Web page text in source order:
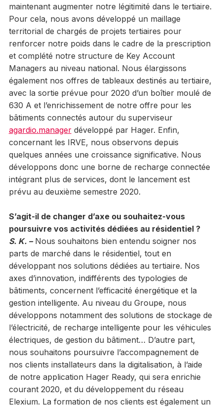
maintenant augmenter notre légitimité dans le tertiaire.
Pour cela, nous avons développé un maillage
territorial de chargés de projets tertiaires pour
renforcer notre poids dans le cadre de la prescription
et complété notre structure de Key Account
Managers au niveau national. Nous élargissons
également nos offres de tableaux destinés au tertiaire,
avec la sortie prévue pour 2020 d’un boîtier moulé de
630 A et l’enrichissement de notre offre pour les
bâtiments connectés autour du superviseur
agardio.managerdéveloppé par Hager. Enfin,
concernant les IRVE, nous observons depuis
quelques années une croissance significative. Nous
développons donc une borne de recharge connectée
intégrant plus de services, dont le lancement est
prévu au deuxième semestre 2020.
S’agit-il de changer d’axe ou souhaitez-vous
poursuivre vos activités dédiées au résidentiel ?
S. K. –Nous souhaitons bien entendu soigner nos
parts de marché dans le résidentiel, tout en
développant nos solutions dédiées au tertiaire. Nos
axes d’innovation, indifférents des typologies de
bâtiments, concernent l’efficacité énergétique et la
gestion intelligente. Au niveau du Groupe, nous
développons notamment des solutions de stockage de
l’électricité, de recharge intelligente pour les véhicules
électriques, de gestion du bâtiment… D’autre part,
nous souhaitons poursuivre l’accompagnement de
nos clients installateurs dans la digitalisation, à l’aide
de notre application Hager Ready, qui sera enrichie
courant 2020, et du développement du réseau
Elexium. La formation de nos clients est également un